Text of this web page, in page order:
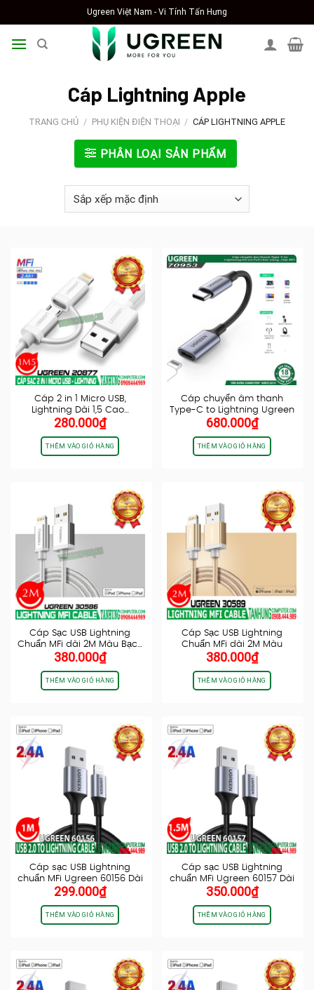
to
content
Ugreen Việt Nam - Vi Tính Tấn Hưng
Cáp Lightning Apple
TRANG CHỦ / PHỤ KIỆN ĐIỆN THOẠI / CÁP LIGHTNING APPLE
PHÂN LOẠI SẢN PHẨM
Cáp 2 in 1 Micro USB,
Lightning Dài 1,5 Cao…
280.000₫
THÊM VÀO GIỎ HÀNG
Cáp chuyển âm thanh
Type-C to Lightning Ugreen
70953 US342,…
680.000₫
THÊM VÀO GIỎ HÀNG
Cáp Sạc USB Lightning
Chuẩn MFi dài 2M Màu Bạc…
380.000₫
THÊM VÀO GIỎ HÀNG
Cáp Sạc USB Lightning
Chuẩn MFi dài 2M Màu
Vàng…
380.000₫
THÊM VÀO GIỎ HÀNG
Cáp sạc USB Lightning
chuẩn MFi Ugreen 60156 Dài
1M…
299.000₫
THÊM VÀO GIỎ HÀNG
Cáp sạc USB Lightning
chuẩn MFi Ugreen 60157 Dài
1.5M…
350.000₫
THÊM VÀO GIỎ HÀNG